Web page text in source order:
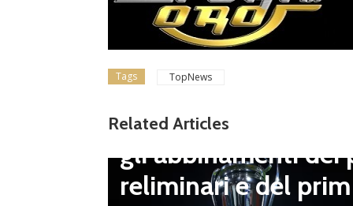
Tags TopNews
Related Articles
Coppa Italia Serie D,
gli abbinamenti dei
reliminari e del prim